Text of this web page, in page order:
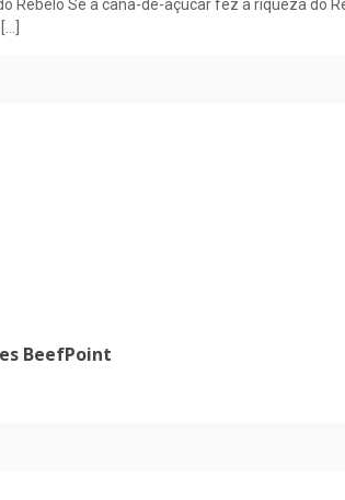
Rebelo Se a cana-de-açúcar fez a riqueza do
BeefPoint